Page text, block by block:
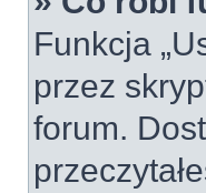
Funkcja
przez
forum.